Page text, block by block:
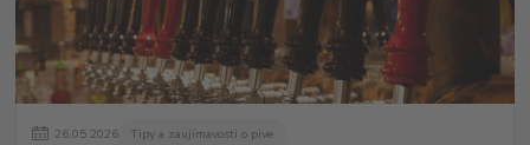
26.05.2026 Tipy a zaujímavosti o pive